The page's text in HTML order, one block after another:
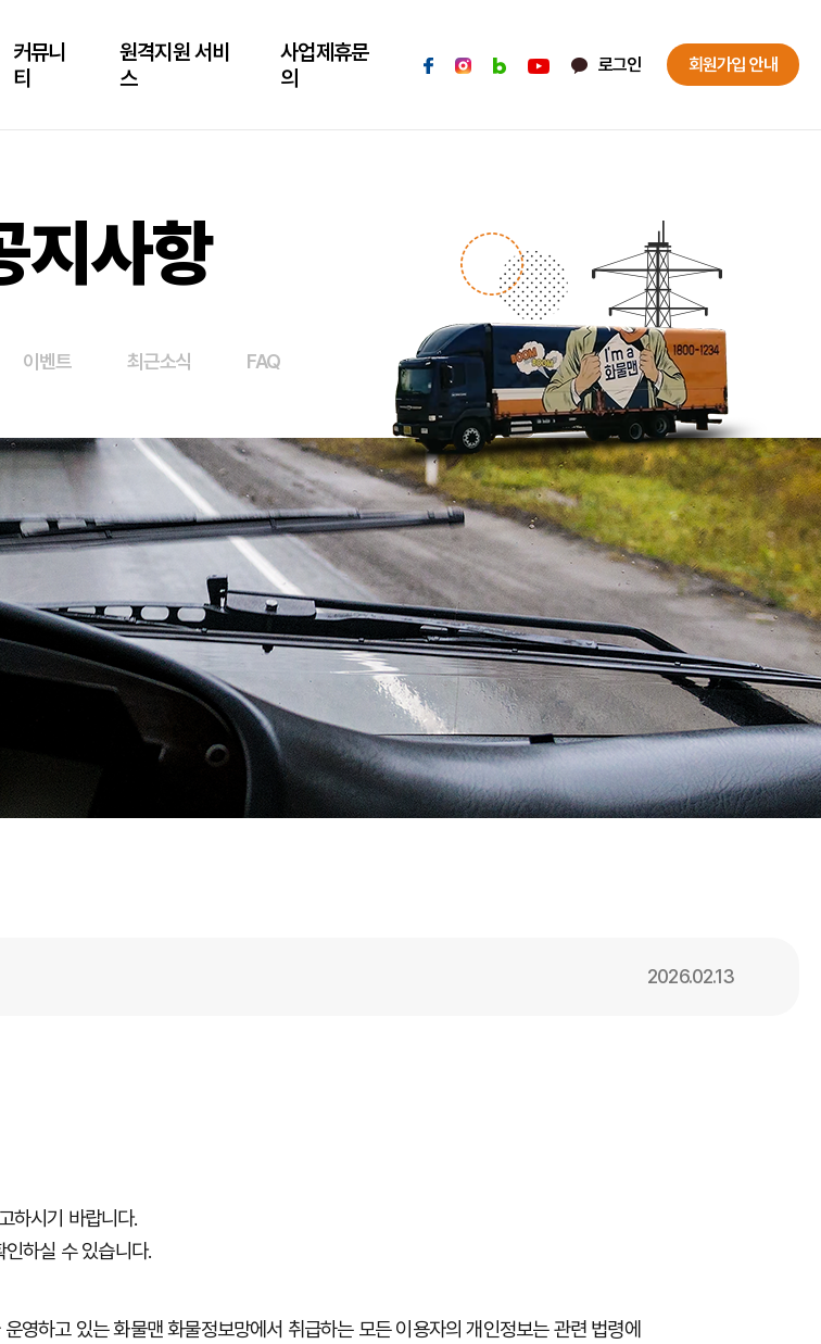
커뮤니
티
원격지원 서비
스
사업제휴문
의
로그인 회원가입 안내
지사항
이벤트 최근소식 FAQ
2026.02.13
하시기 바랍니다.
하실 수 있습니다.
운영하고 있는화물맨화물정보망에서 취급하는 모든 이용자의 개인정보는관련 법령에